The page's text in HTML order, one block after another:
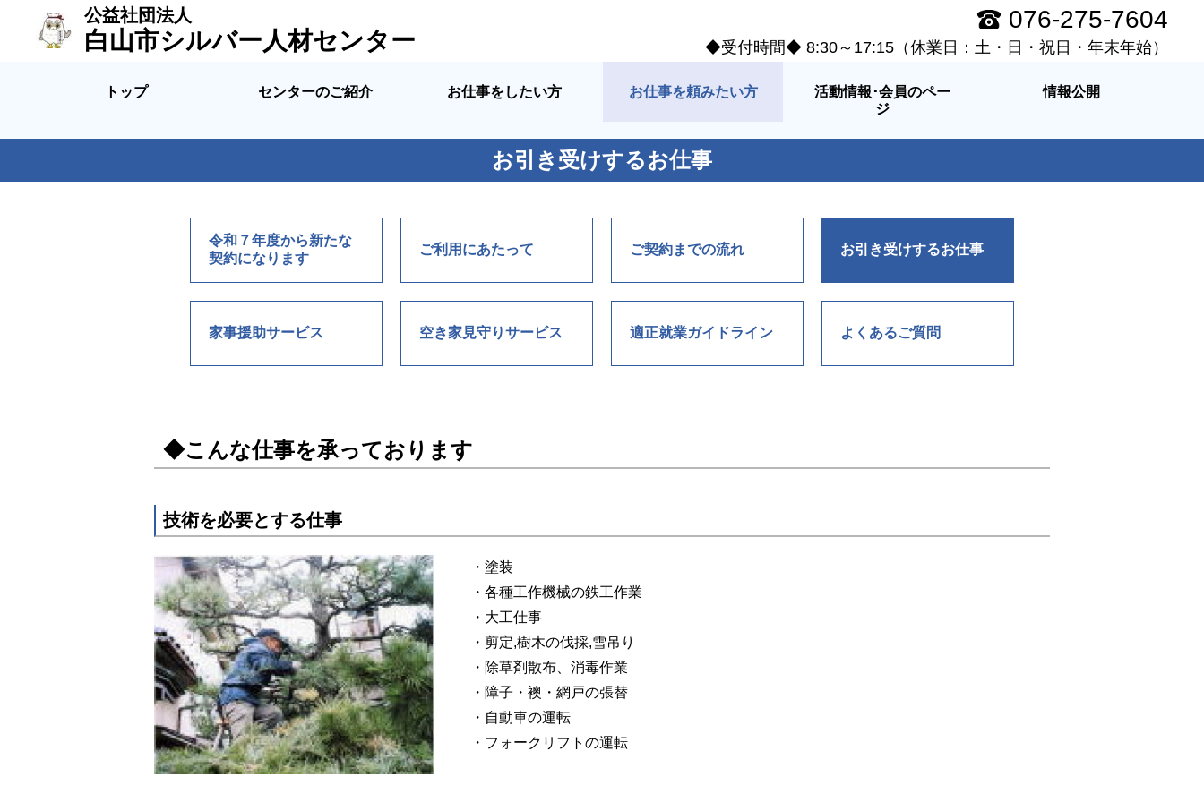
公益社団法人
白山市シルバー人材センター
076-275-7604
◆受付時間◆ 8:30～17:15（休業日：土・日・祝日・年末年始）
トップ センターのご紹介 お仕事をしたい方 お仕事を頼みたい方
活動情報･会員のペー
ジ
情報公開
お引き受けするお仕事
令和７年度から新たな
契約になります
ご利用にあたって ご契約までの流れ お引き受けするお仕事
家事援助サービス 空き家見守りサービス 適正就業ガイドライン よくあるご質問
◆こんな仕事を承っております
技術を必要とする仕事
・塗装
・各種工作機械の鉄工作業
・大工仕事
・剪定,樹木の伐採,雪吊り
・除草剤散布、消毒作業
・障子・襖・網戸の張替
・自動車の運転
・フォークリフトの運転